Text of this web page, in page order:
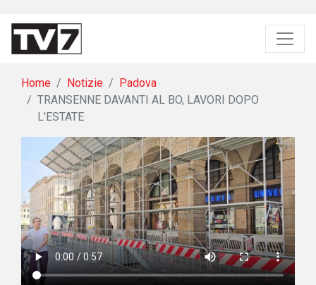
Home Notizie
Padova
TRANSENNE DAVANTI AL BO, LAVORI DOPO
L'ESTATE